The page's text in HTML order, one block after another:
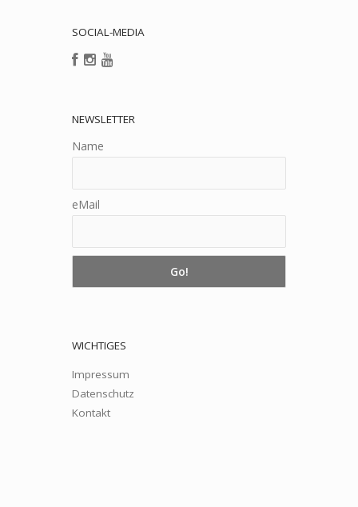
SOCIAL-MEDIA
NEWSLETTER
Name
eMail
WICHTIGES
Impressum
Datenschutz
Kontakt